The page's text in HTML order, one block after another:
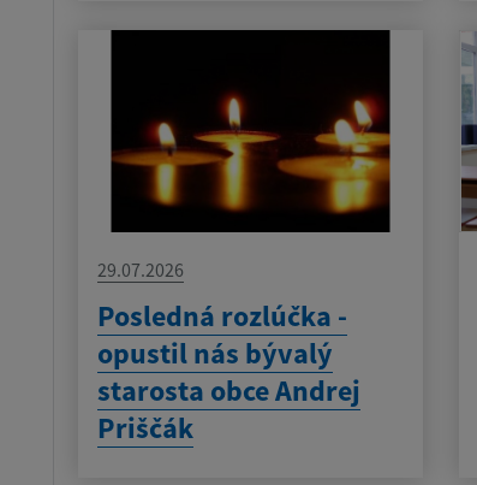
29.07.2026
Posledná rozlúčka -
opustil nás bývalý
starosta obce Andrej
Priščák